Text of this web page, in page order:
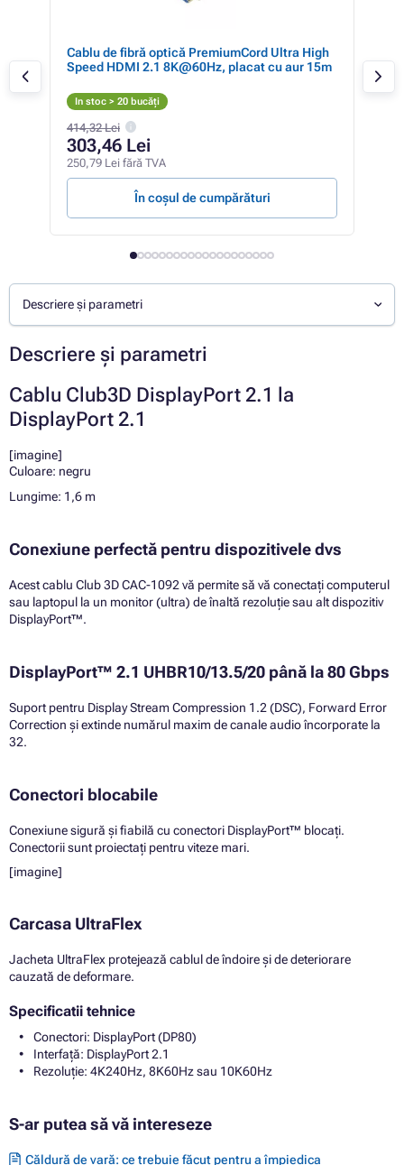
Cablu de fibră optică PremiumCord Ultra High
Speed HDMI 2.1 8K@60Hz, placat cu aur 15m
In stoc > 20 bucăți
414,32 Lei
303,46 Lei
250,79 Lei fără TVA
În coșul de cumpărături
Descriere și parametri
Descriere și parametri
Cablu Club3D DisplayPort 2.1 la
DisplayPort 2.1
[imagine]
Culoare: negru
Lungime: 1,6 m
Conexiune perfectă pentru dispozitivele dvs
Acest cablu Club 3D CAC-1092 vă permite să vă conectați computerul
sau laptopul la un monitor (ultra) de înaltă rezoluție sau alt dispozitiv
DisplayPort™.
DisplayPort™ 2.1 UHBR10/13.5/20 până la 80 Gbps
Suport pentru Display Stream Compression 1.2 (DSC), Forward Error
Correction și extinde numărul maxim de canale audio încorporate la
32.
Conectori blocabile
Conexiune sigură și fiabilă cu conectori DisplayPort™ blocați.
Conectorii sunt proiectați pentru viteze mari.
[imagine]
Carcasa UltraFlex
Jacheta UltraFlex protejează cablul de îndoire și de deteriorare
cauzată de deformare.
Specificatii tehnice
Conectori: DisplayPort (DP80)
Interfață: DisplayPort 2.1
Rezoluție: 4K240Hz, 8K60Hz sau 10K60Hz
S-ar putea să vă intereseze
Căldură de vară: ce trebuie făcut pentru a împiedica